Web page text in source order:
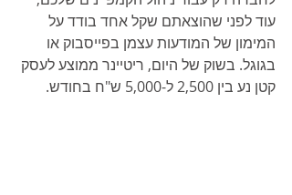
עוד לפני שהוצאתם שקל אחד בודד על
המימון של המודעות עצמן בפייסבוק או
בגוגל. בשוק של היום, ריטיינר ממוצע לעסק
קטן נע בין 2,500 ל-5,000 ש"ח בחודש.